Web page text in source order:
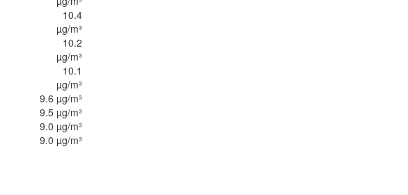
10.4
µg/m³
10.2
µg/m³
10.1
µg/m³
9.6 µg/m³
9.5 µg/m³
9.0 µg/m³
9.0 µg/m³